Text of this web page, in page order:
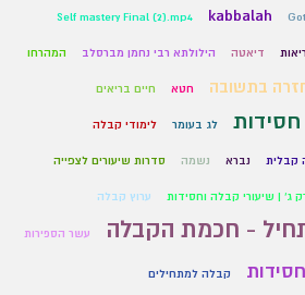
kabbalah
Self mastery Final (2).mp4
דיאטה הילולתא רבי נחמן מברסלב המהרחו
בתשובה חטא חיים בריאים
חסידות לג בעומר לימודי קבלה
קבלית נברא נשמה סדרות שיעורים לצפייה
ג' | שיעורי קבלה וחסידות ערוץ קבלה
- חכמת הקבלה עשר הספירות
קבלה למתחילים